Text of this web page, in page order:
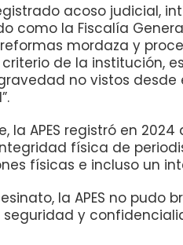
acoso judicial,
como la Fiscalía
mordaza y
de la institución,
no vistos
la APES registró en
física de
físicas e incluso un
la APES no pudo
y